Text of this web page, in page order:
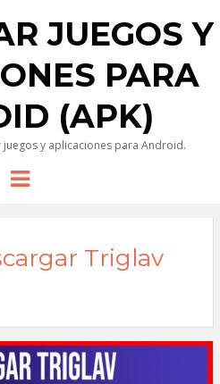
JUEGOS Y
PARA
(APK)
y aplicaciones para Android.
Menu
Triglav